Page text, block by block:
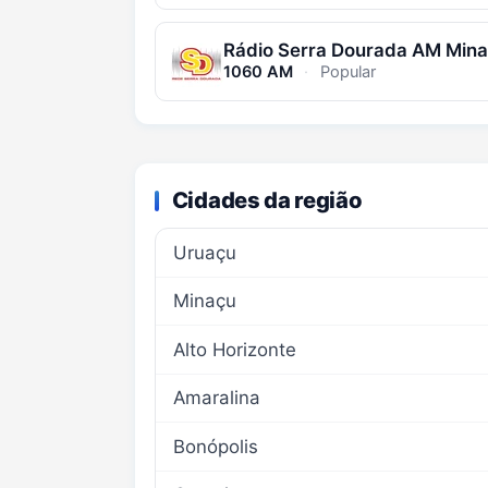
Rádio Serra Dourada AM
1060 AM · Popular
Cidades da região
Uruaçu
Minaçu
Alto Horizonte
Amaralina
Bonópolis